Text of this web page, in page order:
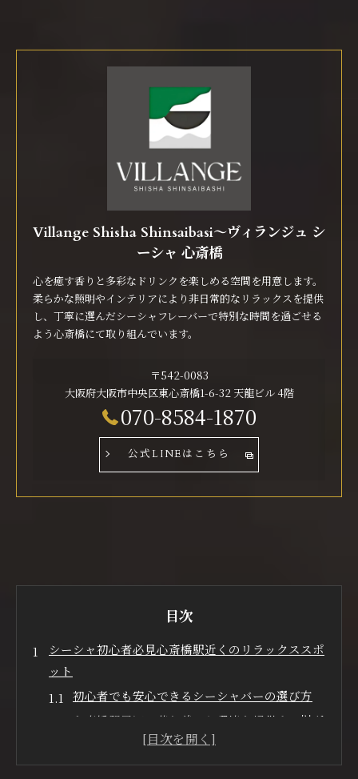
Villange Shisha Shinsaibasi〜ヴィランジュ シ
ーシャ 心斎橋
心を癒す香りと多彩なドリンクを楽しめる空間を用意します。
柔らかな照明やインテリアにより非日常的なリラックスを提供
し、丁寧に選んだシーシャフレーバーで特別な時間を過ごせる
よう心斎橋にて取り組んでいます。
〒542-0083
大阪府大阪市中央区東心斎橋1-6-32 天龍ビル 4階
070-8584-1870
公式LINEはこちら
目次
シーシャ初心者必見心斎橋駅近くのリラックススポ
ット
初心者でも安心できるシーシャバーの選び方
心斎橋駅周辺で落ち着いた環境を提供する場所
フレーバー選びに迷ったらスタッフに相談
リラックスできる雰囲気作りのコツ